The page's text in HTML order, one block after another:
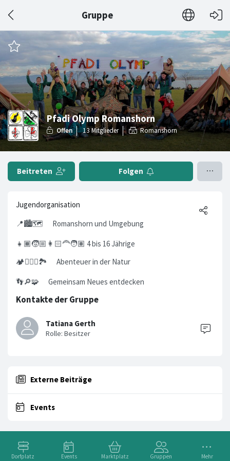
Gruppe
Dorfplatz Events Marktplatz Gruppen Mehr
Pfadi Olymp Romanshorn
Romanshorn
Beitreten Folgen
Jugendorganisation
📍🏙️🗺️ Romanshorn und Umgebung
👧🏾🧒🏼👩🏻‍🦰🧑🏽 4 bis 16 Jährige
🏕️🤸🏽‍♂️🏞️ Abenteuer in der Natur
👣🔎🧩 Gemeinsam Neues entdecken
Kontakte der Gruppe
Tatiana Gerth
Externe Beiträge
Events